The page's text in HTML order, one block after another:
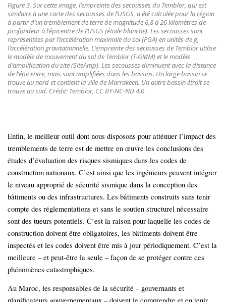
Figure 3. Sur cette image, l’empreinte des secousses du Temblor, qui est
similaire à une carte des secousses de l’USGS, a été calculée pour la région
à partir d’un tremblement de terre de magnitude 6,8 à 26 kilomètres de
profondeur à l’épicentre de l’USGS (étoile blanche). Les secousses sont
représentées par l’accélération maximale du sol (PGA) en unités de g,
l’accélération gravitationnelle. L’empreinte des secousses de Temblor utilise
le modèle de mouvement du sol de Temblor (T-GMM) et le modèle
d’amplification du site (SiteAmp). Les secousses diminuent avec la distance
de l’épicentre, mais sont amplifiées dans les bassins. Un large bassin se
trouve au nord et contient la ville de Marrakech. Un autre bassin étroit se
trouve au sud. Crédit: Temblor, CC BY-NC-ND 4.0
Enfin, le meilleur outil dont nous disposons pour atténuer l’impact des
tremblements de terre est de mettre en œuvre les conclusions des
études d’évaluation des risques sismiques dans les codes de
construction nationaux. C’est ainsi que les ingénieurs peuvent intégrer
le niveau approprié de sécurité sismique dans la conception des
bâtiments ou des infrastructures. Les bâtiments construits sans tenir
compte des réglementations et sans le soutien structurel nécessaire
sont des tueurs potentiels. C’est la raison pour laquelle les codes de
construction doivent être obligatoires, les bâtiments doivent être
inspectés et les codes doivent être mis à jour périodiquement. C’est la
meilleure – et peut-être la seule – façon de se protéger contre ces
phénomènes catastrophiques.
Au Maroc, les responsables de la sécurité – gouvernants et